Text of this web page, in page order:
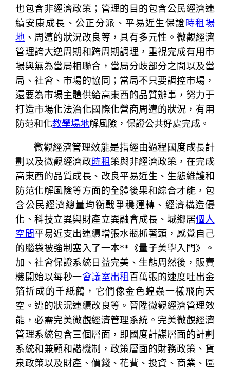
也包含非經濟政策；管理的目的包含公民經濟連
續安康成長、公正分派、平易近生保證時租場
地 、周遭的狀況改良等，具有多元性。微觀經濟
管理誇大逆周期和跨周期調理，重視完成有用市
場與無為當局相聯合，當局分歧部分之間以及當
局、社會、市場的協同；當局不只要調控市場，
還要為市場主體供給高東西的品質辦事，努力于
打造市場化法治化國際化營商周遭的狀況，有用
防范和化教學場地解風險，保證公共好處完成。
微觀經濟管理效能是指經由過程國度成長計
劃以及微觀經濟政時租策與非經濟政策，在完成
高東西的品質成長、改良平易近生、生態維護和
防范化解風險等方面的全體後果和綜合才能，包
含公民經濟總量均衡戰爭穩運轉、經濟構造優
化、科技立異與財產立異融會成長、城鄉居個人
空間平易近支出連續增張水瓶抓著頭，感覺自己
的腦袋被強制塞入了一本**《量子美學入門》。
加、社會保證系統日益完美、生態周然後，販賣
機開始以每秒一會議室出租 百萬張的速度吐出金
箔折成的千紙鶴，它們像金色蝗蟲一樣飛向天
空。遭的狀況連續改良等。晉陞微觀經濟管理效
能，必需完美微觀經濟管理系統。完美微觀經濟
管理系統包含三個層面，即國度計謀層面的計劃
系統和兼顧和諧機制，政策層面的財務政策、貨
泉政策以及財產、價錢、花費、投資、商業、區